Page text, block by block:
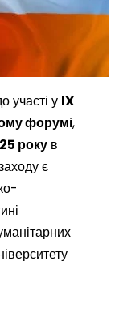
участі у IX
форумі,
року в
є